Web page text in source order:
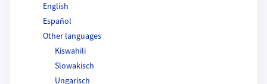
English
Español
Other languages
Kiswahili
Slowakisch
Ungarisch